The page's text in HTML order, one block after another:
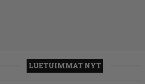
LUETUIMMAT NYT